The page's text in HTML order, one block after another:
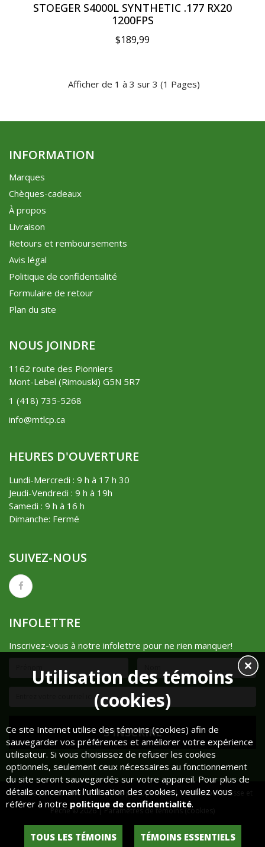
STOEGER S4000L SYNTHETIC .177 RX20
1200FPS
$189,99
Afficher de 1 à 3 sur 3 (1 Pages)
INFORMATION
Marques
Chèques-cadeaux
À propos
Livraison
Retours et remboursements
Avis légal
Politique de confidentialité
Formulaire de retour
Plan du site
NOUS JOINDRE
1162 route des Pionniers
Mont-Lebel (Rimouski) G5N 5R7
1 (418) 735-5268
info@mtlcp.ca
HEURES D'OUVERTURE
Lundi-Mercredi : 9 h à 17 h 30
Jeudi-Vendredi : 9 h à 19h
Samedi : 9 h à 16 h
Dimanche: Fermé
SUIVEZ-NOUS
INFOLETTRE
Inscrivez-vous à notre infolettre pour ne rien manquer!
Réalisé parCube Noir| Propulsé parOpenCart| Mont-Lebel Chasse et
Pêche © 2026 |Paramètres de témoins (cookies)
Historique de commandes
Liste de souhaits
Utilisation des témoins
(cookies)
Ce site Internet utilise des témoins (cookies) afin de
sauvegarder vos préférences et améliorer votre expérience
utilisateur. Si vous choisissez de refuser les cookies
optionnels, seulement ceux nécessaires au fonctionnement
du site seront sauvegardés sur votre appareil. Pour plus de
détails concernant l'utilisation des cookies, veuillez vous
référer à notre politique de confidentialité.
TOUS LES TÉMOINS TÉMOINS ESSENTIELS